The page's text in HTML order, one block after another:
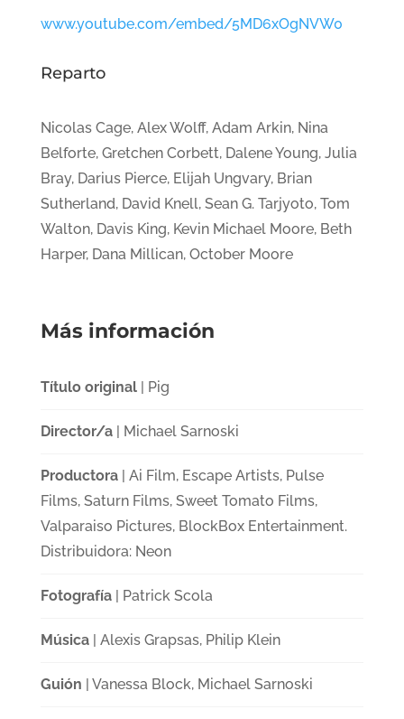
www.youtube.com/embed/5MD6xOgNVW0
Reparto
Nicolas Cage, Alex Wolff, Adam Arkin, Nina
Belforte, Gretchen Corbett, Dalene Young, Julia
Bray, Darius Pierce, Elijah Ungvary, Brian
Sutherland, David Knell, Sean G. Tarjyoto, Tom
Walton, Davis King, Kevin Michael Moore, Beth
Harper, Dana Millican, October Moore
Más información
Título original| Pig
Director/a| Michael Sarnoski
Productora| Ai Film, Escape Artists, Pulse
Films, Saturn Films, Sweet Tomato Films,
Valparaiso Pictures, BlockBox Entertainment.
Distribuidora: Neon
Fotografía| Patrick Scola
Música| Alexis Grapsas, Philip Klein
Guión | Vanessa Block, Michael Sarnoski